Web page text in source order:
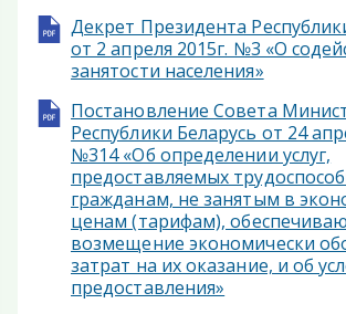
Декрет Президента
от 2 апреля 2015г. №3 «О
занятости населения»
Постановление Совета
Республики Беларусь от 24
№314 «Об определении услуг,
предоставляемых
гражданам, не занятым в
ценам (тарифам),
возмещение экономически
затрат на их оказание, и об
предоставления»